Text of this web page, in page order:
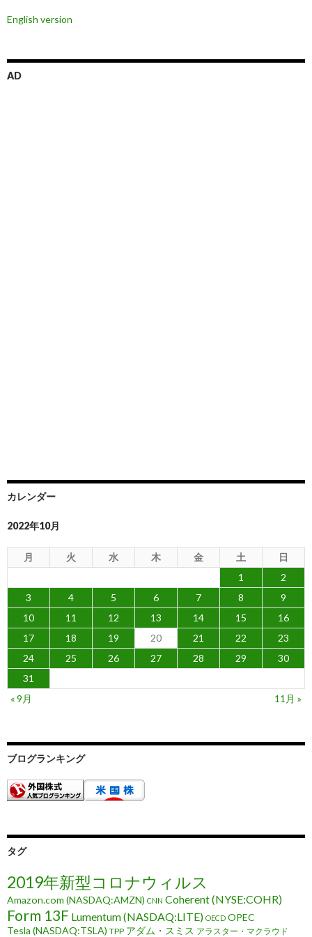
English version
AD
カレンダー
2022年10月
月 火 水 木 金 土
日
1
2
3
4 5 6 7 8
9
10
11 12 13 14 15
16
17
18 19 20 21 22
23
24
25 26 27 28 29
30
31
« 9月
11月 »
ブログランキング
タグ
2019年新型コロナウィルス
Amazon.com (NASDAQ:AMZN) CNN Coherent (NYSE:COHR)
Form 13F Lumentum (NASDAQ:LITE) OECD OPEC
Tesla (NASDAQ:TSLA) TPP アダム・スミス アラスター・マクラウド